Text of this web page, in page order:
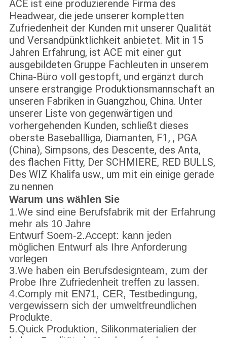
ACE ist eine produzierende Firma des
Headwear, die jede unserer kompletten
Zufriedenheit der Kunden mit unserer Qualität
und Versandpünktlichkeit anbietet. Mit in 15
Jahren Erfahrung, ist ACE mit einer gut
ausgebildeten Gruppe Fachleuten in unserem
China-Büro voll gestopft, und ergänzt durch
unsere erstrangige Produktionsmannschaft an
unseren Fabriken in Guangzhou, China. Unter
unserer Liste von gegenwärtigen und
vorhergehenden Kunden, schließt dieses
oberste Baseballliga, Diamanten, F1, , PGA
(China), Simpsons, des Descente, des Anta,
des flachen Fitty, Der SCHMIERE, RED BULLS,
Des WIZ Khalifa usw., um mit ein einige gerade
zu nennen
Warum uns wählen Sie
1.We sind eine Berufsfabrik mit der Erfahrung
mehr als 10 Jahre
Entwurf Soem-2.Accept: kann jeden
möglichen Entwurf als Ihre Anforderung
vorlegen
3.We haben ein Berufsdesignteam, zum der
Probe Ihre Zufriedenheit treffen zu lassen.
4.Comply mit EN71, CER, Testbedingung,
vergewissern sich der umweltfreundlichen
Produkte.
5.Quick Produktion, Silikonmaterialien der